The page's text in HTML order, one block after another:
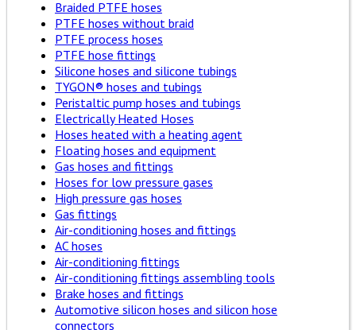
Braided PTFE hoses
PTFE hoses without braid
PTFE process hoses
PTFE hose fittings
Silicone hoses and silicone tubings
TYGON® hoses and tubings
Peristaltic pump hoses and tubings
Electrically Heated Hoses
Hoses heated with a heating agent
Floating hoses and equipment
Gas hoses and fittings
Hoses for low pressure gases
High pressure gas hoses
Gas fittings
Air-conditioning hoses and fittings
AC hoses
Air-conditioning fittings
Air-conditioning fittings assembling tools
Brake hoses and fittings
Automotive silicon hoses and silicon hose
connectors